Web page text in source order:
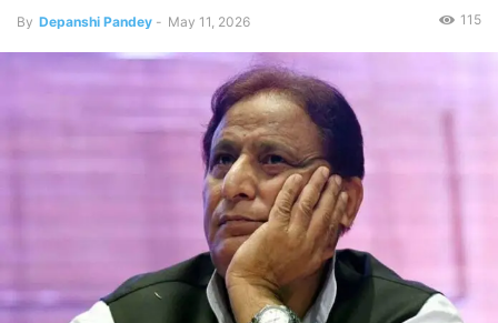
By Depanshi Pandey - May 11, 2026 115